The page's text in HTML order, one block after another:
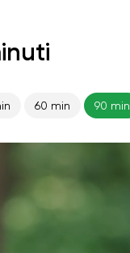
60 min 90 min